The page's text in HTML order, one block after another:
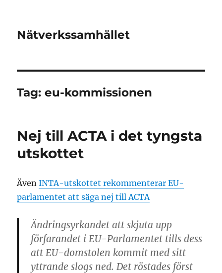
Nätverkssamhället
Tag:eu-kommissionen
Nej till ACTA i det tyngsta
utskottet
ÄvenINTA-utskottet rekommenterar EU-
parlamentet att säga nej till ACTA
Ändringsyrkandet att skjuta upp
förfarandet i EU-Parlamentet tills dess
att EU-domstolen kommit med sitt
yttrande slogs ned. Det röstades först